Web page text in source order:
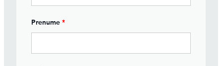
Prenume *